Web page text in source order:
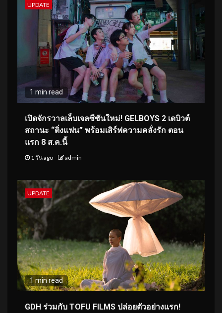
UPDATE
1 min read
เปิดจักรวาลเล็บเจลซีซันใหม่! GELBOYS 2 เดบิวต์
สถานะ “ติ่งแฟน” พร้อมเสิร์ฟความคลั่งรัก ตอน
แรก 8 ส.ค.นี้
1 วัน ago admin
UPDATE
1 min read
GDH ร่วมกับ TOFU FILMS ปล่อยตัวอย่างแรก!